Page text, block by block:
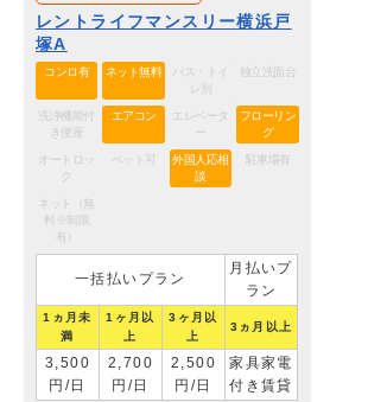
レントライフマンスリー横浜戸
塚A
コンロ有 ネット無料
バス・トイ
レ別
独立洗面台
洗浄機能付
き便座
エアコン
エレベータ
ー
フローリン
グ
オートロッ
ク
ペット可
外国人応相
談
駐車場有
ネット（無
料※制限
有）
一括払いプラン
月払いプ
ラン
1ヵ月未
満
1ヶ月以
上
3ヶ月以
上
3ヵ月以上
3,500
円/日
2,700
円/日
2,500
円/日
家具家電
付き賃貸